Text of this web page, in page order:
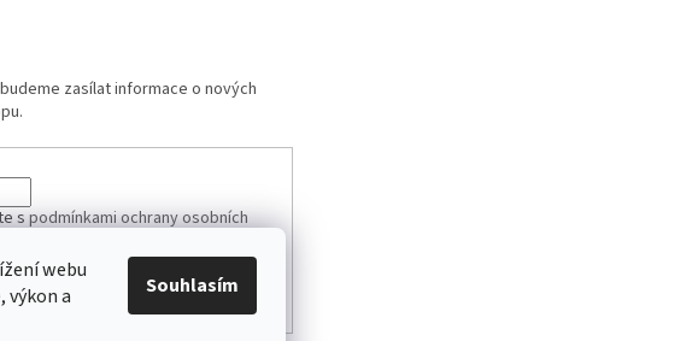
webu
výkon a
Souhlasím
zasílat informace o nových
spodmínkami ochrany osobních